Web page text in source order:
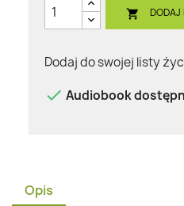
 DODAJ
Dodaj do swojej listy
 Audiobook
Opis